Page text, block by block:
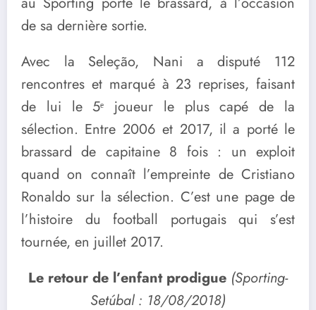
de sa dernière sortie.
Avec la Seleção, Nani a disputé 112
rencontres et marqué à 23 reprises, faisant
de lui le 5ᵉ joueur le plus capé de la
sélection. Entre 2006 et 2017, il a porté le
brassard de capitaine 8 fois : un exploit
quand on connaît l’empreinte de Cristiano
Ronaldo sur la sélection. C’est une page de
l’histoire du football portugais qui s’est
tournée, en juillet 2017.
Le retour de l’enfant prodigue (Sporting-
Setúbal : 18/08/2018)